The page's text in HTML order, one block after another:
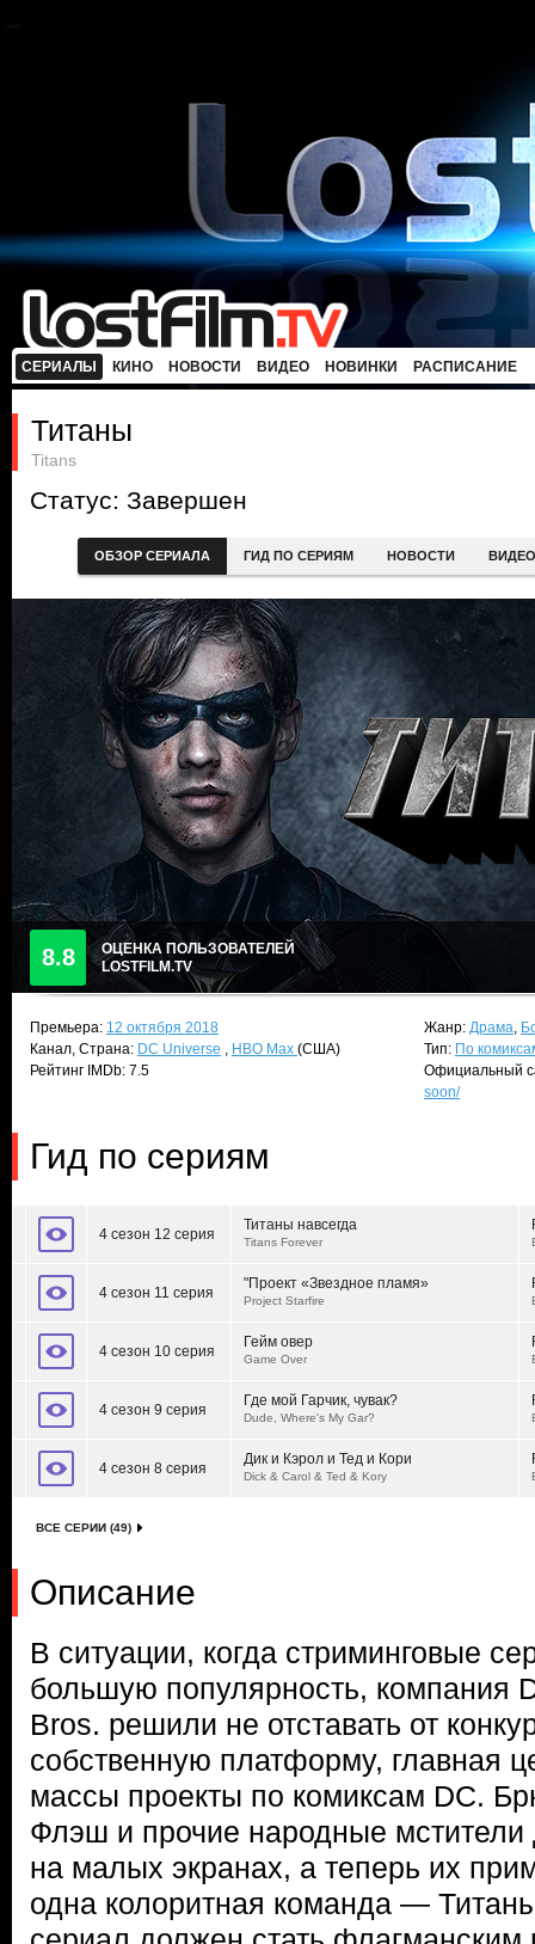
СЕРИАЛЫ КИНО НОВОСТИ ВИДЕО НОВИНКИ РАСПИСАНИЕ
Титаны
Titans
Статус: Завершен
ОБЗОР СЕРИАЛА ГИД ПО СЕРИЯМ НОВОСТИ ВИДЕО
8.8
ОЦЕНКА ПОЛЬЗОВАТЕЛЕЙ
LOSTFILM.TV
Премьера: 12 октября 2018
Канал, Страна: DC Universe , HBO Max (США)
Рейтинг IMDb: 7.5
Жанр: Драма,
Тип: По
Официальный
soon/
Гид по сериям
4 сезон 12 серия
Титаны навсегда
Titans Forever
4 сезон 11 серия
"Проект «Звездное пламя»
Project Starfire
4 сезон 10 серия
Гейм овер
Game Over
4 сезон 9 серия
Где мой Гарчик, чувак?
Dude, Where's My Gar?
4 сезон 8 серия
Дик и Кэрол и Тед и Кори
Dick & Carol & Ted & Kory
ВСЕ СЕРИИ (49)
Описание
В ситуации, когда стриминговые
большую популярность, компания
Bros. решили не отставать от
собственную платформу, главная
массы проекты по комиксам DC.
Флэш и прочие народные мстители
на малых экранах, а теперь их
одна колоритная команда —